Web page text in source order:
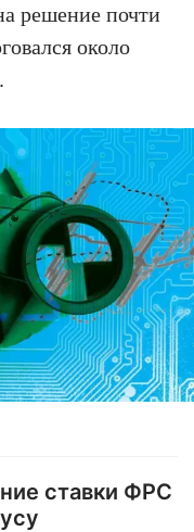
решение почти
около
ставки ФРС